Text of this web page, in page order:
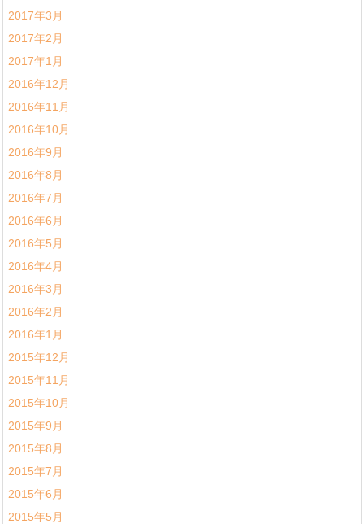
2017年3月
2017年2月
2017年1月
2016年12月
2016年11月
2016年10月
2016年9月
2016年8月
2016年7月
2016年6月
2016年5月
2016年4月
2016年3月
2016年2月
2016年1月
2015年12月
2015年11月
2015年10月
2015年9月
2015年8月
2015年7月
2015年6月
2015年5月